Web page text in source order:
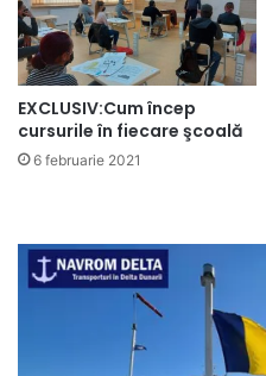
EXCLUSIV:Cum încep
cursurile în fiecare şcoală
6 februarie 2021